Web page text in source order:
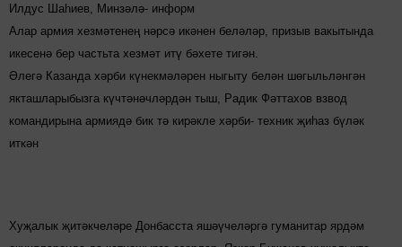
Илдус Шаһиев, Минзәлә- информ
Алар армия хезмәтенең нәрсә икәнен беләләр, призыв вакытында
икесенә бер частьта хезмәт итү бәхете тигән.
Әлегә Казанда хәрби күнекмәләрен ныгыту белән шөгыльләнгән
якташларыбызга күчтәнәчләрдән тыш, Радик Фәттахов взвод
командирына армиядә бик тә кирәкле хәрби- техник җиһаз бүләк
иткән
Хуҗалык җитәкчеләре Донбасста яшәүчеләргә гуманитар ярдәм